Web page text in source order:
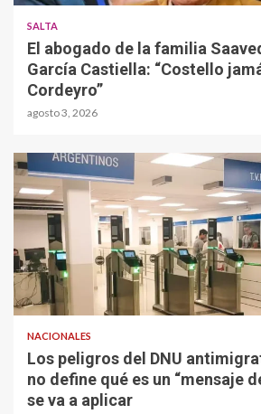
SALTA
El abogado de la familia
García Castiella: “Costello
Cordeyro”
agosto 3, 2026
NACIONALES
Los peligros del DNU
no define qué es un “mensaje
se va a aplicar